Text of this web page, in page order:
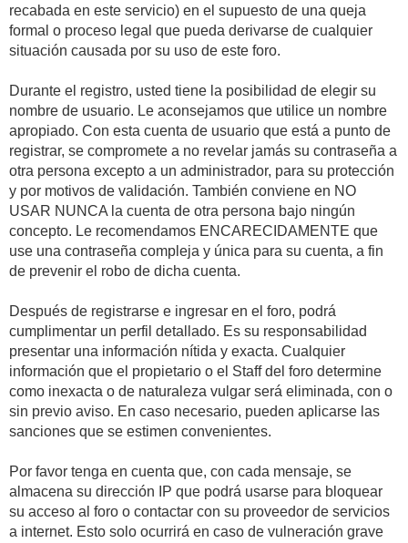
recabada en este servicio) en el supuesto de una queja
formal o proceso legal que pueda derivarse de cualquier
situación causada por su uso de este foro.
Durante el registro, usted tiene la posibilidad de elegir su
nombre de usuario. Le aconsejamos que utilice un nombre
apropiado. Con esta cuenta de usuario que está a punto de
registrar, se compromete a no revelar jamás su contraseña a
otra persona excepto a un administrador, para su protección
y por motivos de validación. También conviene en NO
USAR NUNCA la cuenta de otra persona bajo ningún
concepto. Le recomendamos ENCARECIDAMENTE que
use una contraseña compleja y única para su cuenta, a fin
de prevenir el robo de dicha cuenta.
Después de registrarse e ingresar en el foro, podrá
cumplimentar un perfil detallado. Es su responsabilidad
presentar una información nítida y exacta. Cualquier
información que el propietario o el Staff del foro determine
como inexacta o de naturaleza vulgar será eliminada, con o
sin previo aviso. En caso necesario, pueden aplicarse las
sanciones que se estimen convenientes.
Por favor tenga en cuenta que, con cada mensaje, se
almacena su dirección IP que podrá usarse para bloquear
su acceso al foro o contactar con su proveedor de servicios
a internet. Esto solo ocurrirá en caso de vulneración grave